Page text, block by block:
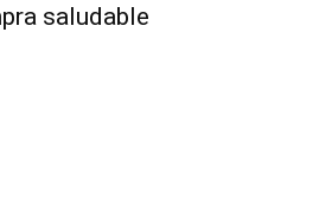
saludable